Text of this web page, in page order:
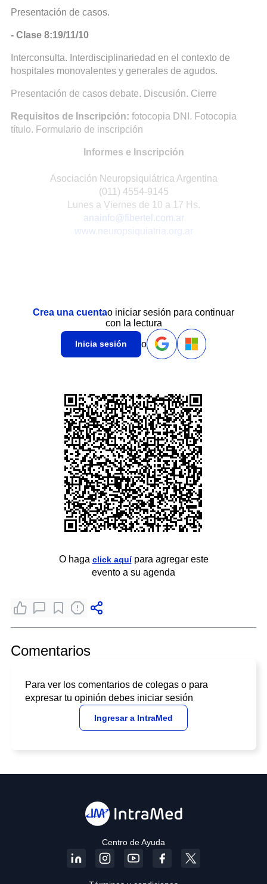
Presentación de casos.
- Clase 8:19/11/10
Interconsulta. Interdisciplinariedad en el contexto de
hospitales monovalentes y generales de agudos.
Presentación de casos debate. Discusión. Cierre
Requisitos de Inscripción: fotocopia DNI. Fotocopia
título. Formulario de inscripción
Informes e Inscripción
Asociación Neuropsiquiátrica Argentina
(011) 4554-9145
Lunes a Viernes de 10 a 17 Hs.
anainfo@fibertel.com.ar
www.neuropsiquiatria.org.ar
Crea una cuentao iniciar sesión para continuar
con la lectura
Inicia sesión o
O haga click aquípara agregar este
evento a su agenda
Comentarios
Para ver los comentarios de colegas o para
expresar tu opinión debes iniciar sesión
Ingresar a IntraMed
Centro de Ayuda